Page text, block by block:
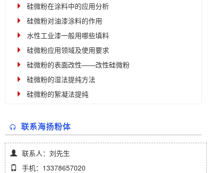
硅微粉在涂料中的应用分析
硅微粉对油漆涂料的作用
水性工业漆一般用哪些填料
硅微粉应用领域及使用要求
硅微粉的表面改性——改性硅微粉
硅微粉的湿法提纯方法
硅微粉的絮凝法提纯
联系海扬粉体
联系人：刘先生
手机：13378657020